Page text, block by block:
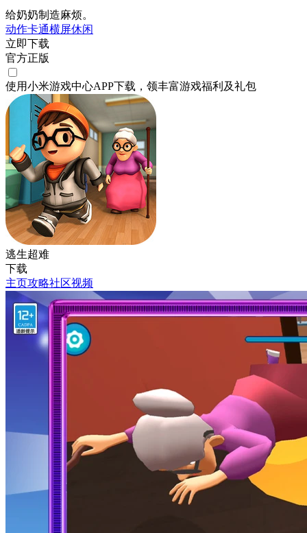
给奶奶制造麻烦。
动作卡通横屏休闲
立即下载
官方正版
使用小米游戏中心APP下载 ，领丰富游戏福利 及礼包
逃生超难
下载
主页攻略社区视频